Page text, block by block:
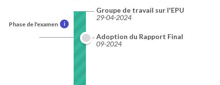
Phase de l'examen i
Groupe de travail sur l'EPU
29-04-2024
Adoption du Rapport Final
09-2024